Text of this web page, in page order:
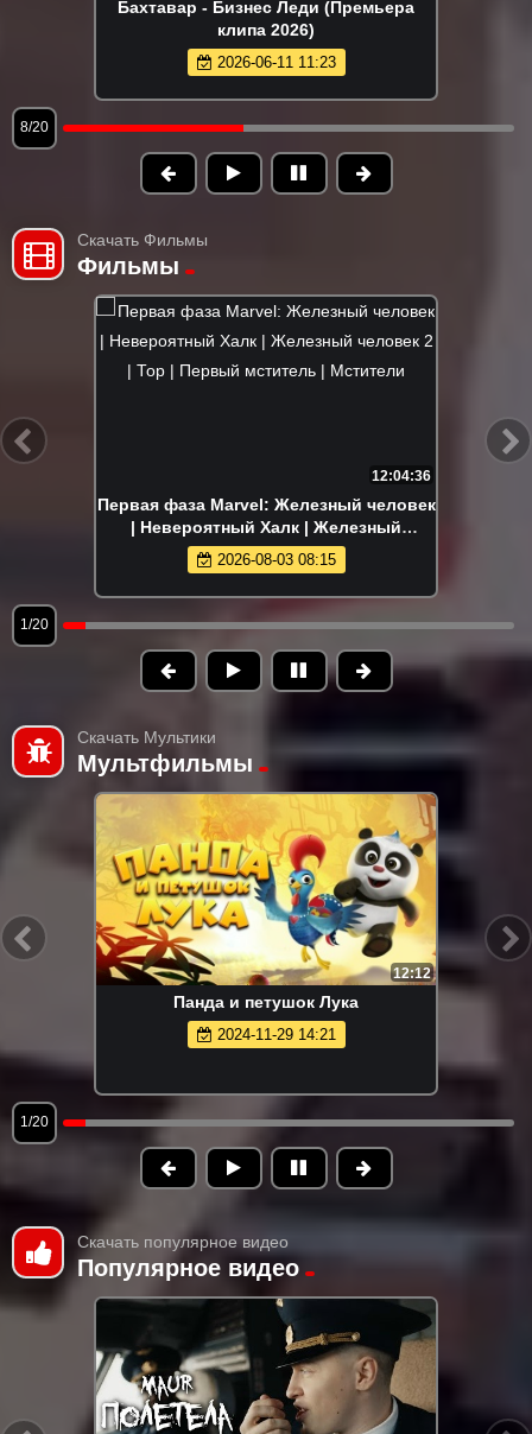
Бахтавар - Бизнес Леди (Премьера
клипа 2026)
2026-06-11 11:23
8/20
Скачать Фильмы
Фильмы
12:04:36
Первая фаза Marvel: Железный человек
| Невероятный Халк | Железный
человек 2 | Тор | Первый мститель |
Мстители
2026-08-03 08:15
1/20
Скачать Мультики
Мультфильмы
12:12
Панда и петушок Лука
2024-11-29 14:21
1/20
Скачать популярное видео
Популярное видео